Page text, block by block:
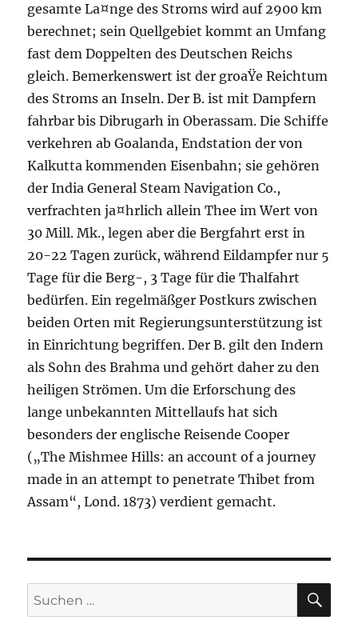
gesamte La¤nge des Stroms wird auf 2900 km
berechnet; sein Quellgebiet kommt an Umfang
fast dem Doppelten des Deutschen Reichs
gleich. Bemerkenswert ist der groaŸe Reichtum
des Stroms an Inseln. Der B. ist mit Dampfern
fahrbar bis Dibrugarh in Oberassam. Die Schiffe
verkehren ab Goalanda, Endstation der von
Kalkutta kommenden Eisenbahn; sie gehören
der India General Steam Navigation Co.,
verfrachten ja¤hrlich allein Thee im Wert von
30 Mill. Mk., legen aber die Bergfahrt erst in
20-22 Tagen zurück, während Eildampfer nur 5
Tage für die Berg-, 3 Tage für die Thalfahrt
bedürfen. Ein regelmäßger Postkurs zwischen
beiden Orten mit Regierungsunterstützung ist
in Einrichtung begriffen. Der B. gilt den Indern
als Sohn des Brahma und gehört daher zu den
heiligen Strömen. Um die Erforschung des
lange unbekannten Mittellaufs hat sich
besonders der englische Reisende Cooper
(„The Mishmee Hills: an account of a journey
made in an attempt to penetrate Thibet from
Assam“, Lond. 1873) verdient gemacht.
Suchen
nach: